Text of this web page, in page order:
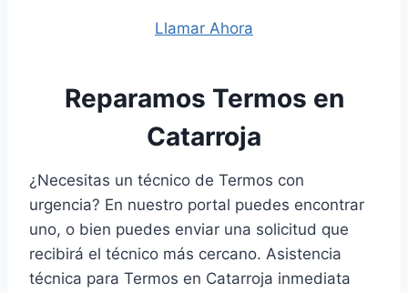
Llamar Ahora
Reparamos Termos en
Catarroja
¿Necesitas un técnico de Termos con
urgencia? En nuestro portal puedes encontrar
uno, o bien puedes enviar una solicitud que
recibirá el técnico más cercano. Asistencia
técnica para Termos en Catarroja inmediata